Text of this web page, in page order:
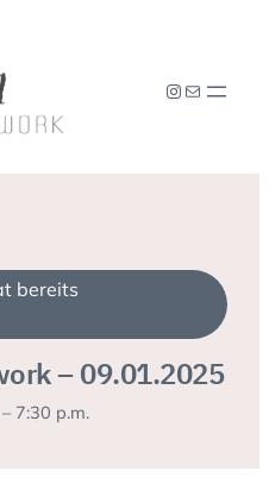
Instagram
E-Mail
bereits
– 09.01.2025
7:30 p.m.